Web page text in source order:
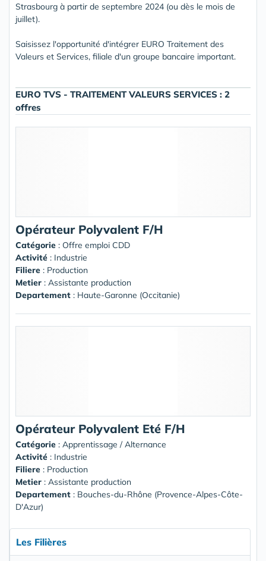
Strasbourg à partir de septembre 2024 (ou dès le mois de
juillet).
Saisissez l'opportunité d'intégrer EURO Traitement des
Valeurs et Services, filiale d'un groupe bancaire important.
EURO TVS - TRAITEMENT VALEURS SERVICES : 2
offres
Opérateur Polyvalent F/H
Catégorie : Offre emploi CDD
Activité : Industrie
Filiere : Production
Metier : Assistante production
Departement : Haute-Garonne (Occitanie)
Opérateur Polyvalent Eté F/H
Catégorie : Apprentissage / Alternance
Activité : Industrie
Filiere : Production
Metier : Assistante production
Departement : Bouches-du-Rhône (Provence-Alpes-Côte-
D'Azur)
Les Filières